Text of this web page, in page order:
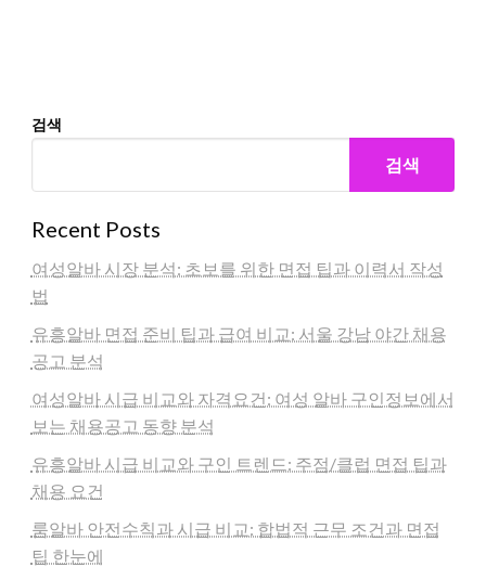
검색
검색
Recent Posts
여성알바 시장 분석: 초보를 위한 면접 팁과 이력서 작성
법
유흥알바 면접 준비 팁과 급여 비교: 서울 강남 야간 채용
공고 분석
여성알바 시급 비교와 자격요건: 여성 알바 구인정보에서
보는 채용공고 동향 분석
유흥알바 시급 비교와 구인 트렌드: 주점/클럽 면접 팁과
채용 요건
룸알바 안전수칙과 시급 비교: 합법적 근무 조건과 면접
팁 한눈에